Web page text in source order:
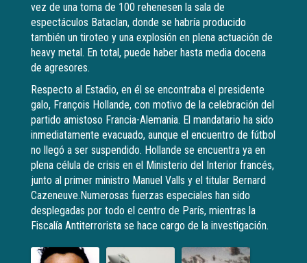
vez de una toma de 100 rehenesen la sala de
espectáculos Bataclan, donde se habría producido
también un tiroteo y una explosión en plena actuación de
heavy metal. En total, puede haber hasta media docena
de agresores.
Respecto al Estadio, en él se encontraba el presidente
galo, François Hollande, con motivo de la celebración del
partido amistoso Francia-Alemania. El mandatario ha sido
inmediatamente evacuado, aunque el encuentro de fútbol
no llegó a ser suspendido. Hollande se encuentra ya en
plena célula de crisis en el Ministerio del Interior francés,
junto al primer ministro Manuel Valls y el titular Bernard
Cazeneuve.Numerosas fuerzas especiales han sido
desplegadas por todo el centro de París, mientras la
Fiscalía Antiterrorista se hace cargo de la investigación.